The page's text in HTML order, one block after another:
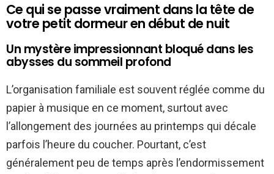
Ce qui se passe vraiment dans la tête de
votre petit dormeur en début de nuit
Un mystère impressionnant bloqué dans les
abysses du sommeil profond
L’organisation familiale est souvent réglée comme du
papier à musique en ce moment, surtout avec
l’allongement des journées au printemps qui décale
parfois l’heure du coucher. Pourtant, c’est
généralement peu de temps après l’endormissement